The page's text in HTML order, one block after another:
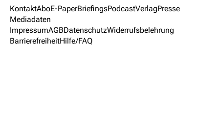
KontaktAboE-PaperBriefingsPodcastVerlagPresse
Mediadaten
ImpressumAGBDatenschutzWiderrufsbelehrung
BarrierefreiheitHilfe/FAQ